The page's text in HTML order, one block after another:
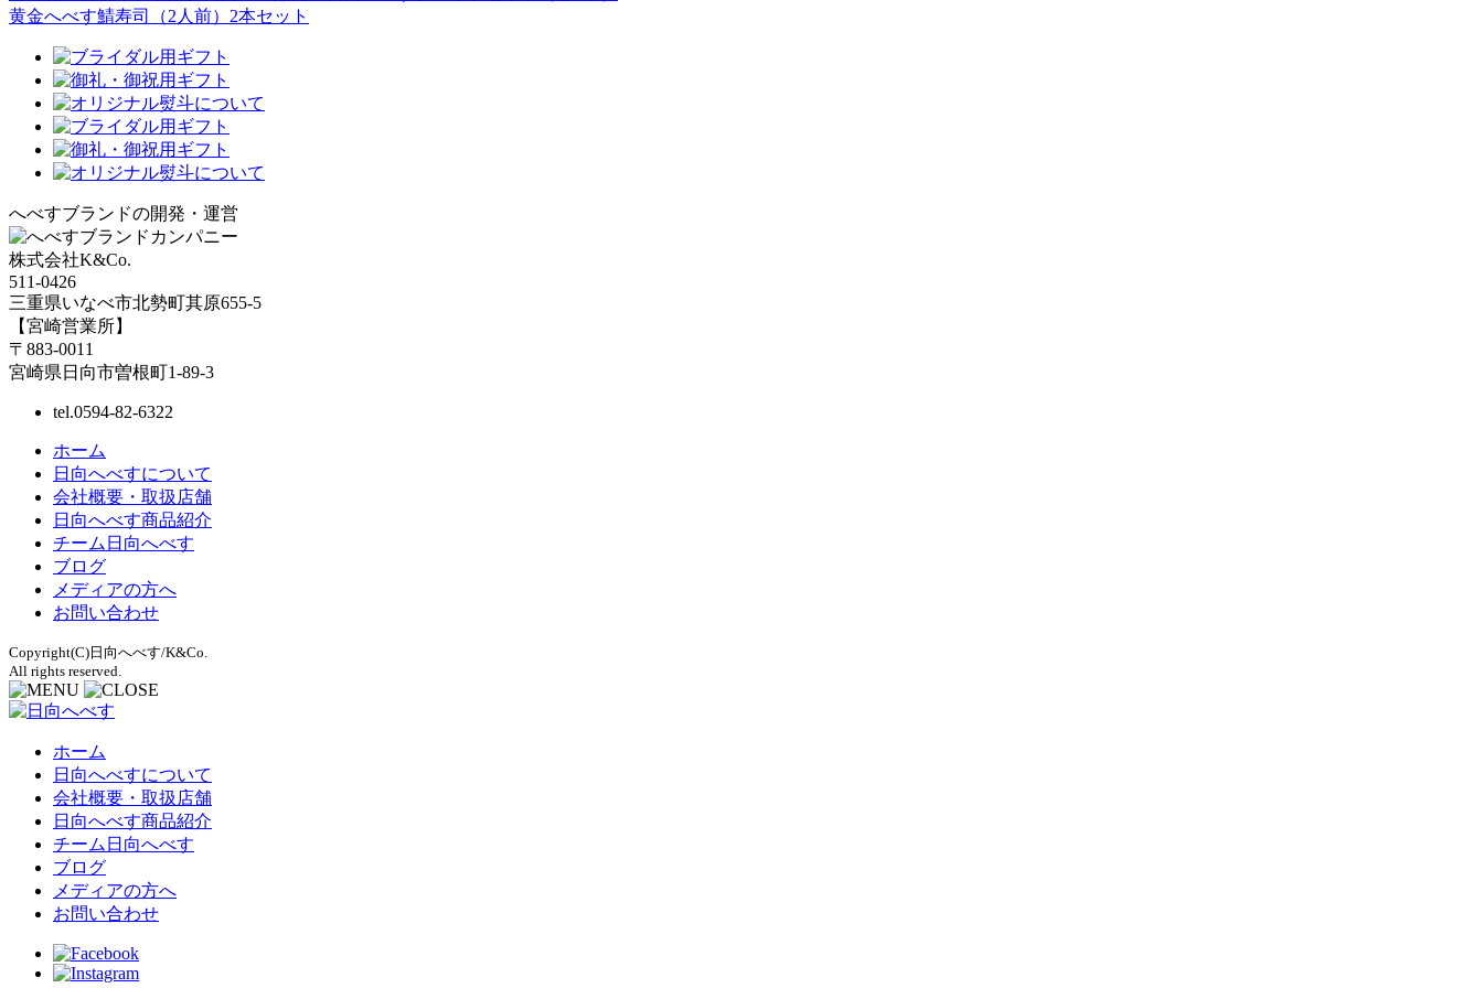
黄金へべす鯖寿司（2人前）2本セット
へべすブランドの開発・運営
株式会社K&Co.
511-0426
三重県いなべ市北勢町其原655-5
【宮崎営業所】
〒883-0011
宮崎県日向市曽根町1-89-3
tel.0594-82-6322
ホーム
日向へべすについて
会社概要・取扱店舗
日向へべす商品紹介
チーム日向へべす
ブログ
メディアの方へ
お問い合わせ
Copyright(C)日向へべす/K&Co.
All rights reserved.
ホーム
日向へべすについて
会社概要・取扱店舗
日向へべす商品紹介
チーム日向へべす
ブログ
メディアの方へ
お問い合わせ